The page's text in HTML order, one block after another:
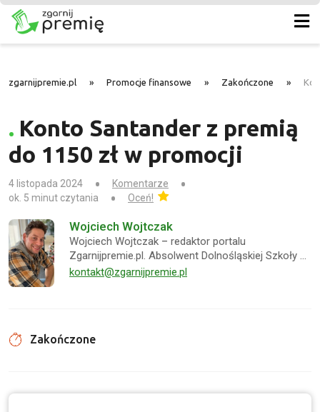
zgarnijpremie.pl » Promocje finansowe » Zakończone »
Konto Santander z premią
do 1150 zł w promocji
4 listopada 2024
Komentarze
ok. 5 minut czytania
Oceń!
Wojciech Wojtczak
Wojciech Wojtczak – redaktor portalu
Zgarnijpremie.pl. Absolwent Dolnośląskiej Szkoły …
kontakt@zgarnijpremie.pl
Zakończone